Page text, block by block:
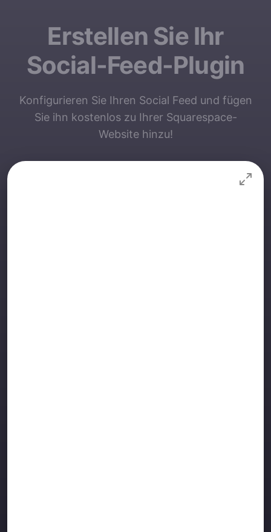
Erstellen Sie Ihr
Social-Feed-Plugin
Konfigurieren Sie Ihren Social Feed und fügen
Sie ihn kostenlos zu Ihrer Squarespace-
Website hinzu!